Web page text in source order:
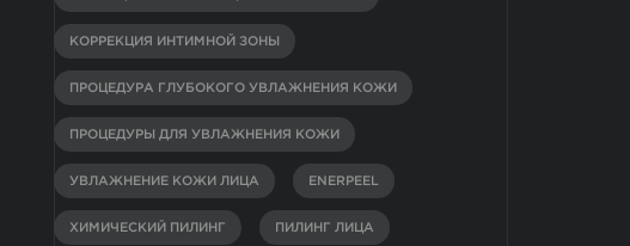
КОРРЕКЦИЯ ИНТИМНОЙ ЗОНЫ
ПРОЦЕДУРА ГЛУБОКОГО УВЛАЖНЕНИЯ КОЖИ
ПРОЦЕДУРЫ ДЛЯ УВЛАЖНЕНИЯ КОЖИ
УВЛАЖНЕНИЕ КОЖИ ЛИЦА ENERPEEL
ХИМИЧЕСКИЙ ПИЛИНГ ПИЛИНГ ЛИЦА